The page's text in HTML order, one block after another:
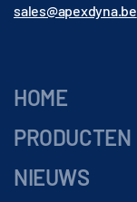
sales@apexdyna.be
HOME
PRODUCTEN
NIEUWS